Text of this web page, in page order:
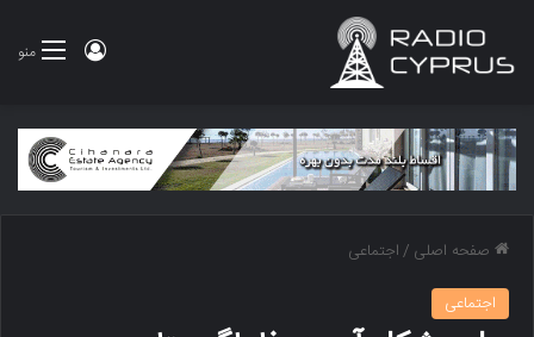
منو ورود
صفحه اصلی /اجتماعی
اجتماعی